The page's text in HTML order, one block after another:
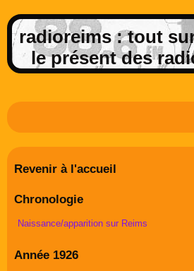
radioreims : tout
le présent des
Derniers potins de la FM rémoise
Livre d'or
Contact
Album Photos
Revenir à l'accueil
Chronologie
Naissance/apparition sur Reims
Année 1926